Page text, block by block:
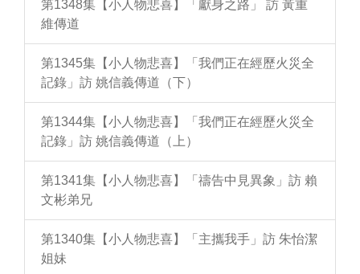
第1348集【小人物悲喜】「獻身之路」 訪 黃重
維傳道
第1345集【小人物悲喜】「我們正在經歷火災全
記錄」訪 姚信義傳道（下）
第1344集【小人物悲喜】「我們正在經歷火災全
記錄」訪 姚信義傳道（上）
第1341集【小人物悲喜】「禱告中見異象」訪 賴
文彬弟兄
第1340集【小人物悲喜】「主攜我手」訪 朱怡潔
姐妹